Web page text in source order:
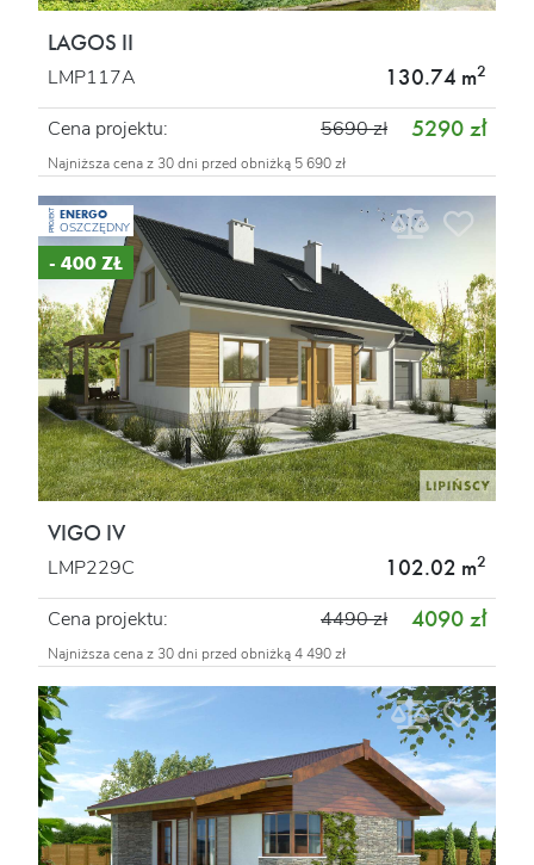
LAGOS II
LMP117A 130.74 m2
Cena projektu: 5290 zł
5690 zł
Najniższa cena z 30 dni przed obniżką 5 690 zł
PROJEKT ENERGO
OSZCZĘDNY
- 400 ZŁ
VIGO IV
LMP229C 102.02 m2
Cena projektu: 4090 zł
4490 zł
Najniższa cena z 30 dni przed obniżką 4 490 zł